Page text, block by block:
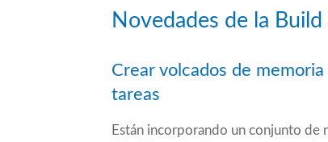
Novedades de la
Crear volcados de
tareas
Están incorporando un conjunto de